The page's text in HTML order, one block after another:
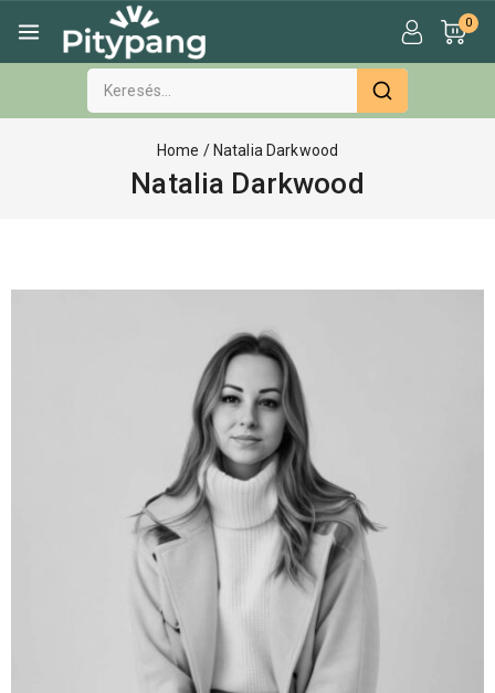
0
Home / Natalia Darkwood
Natalia Darkwood